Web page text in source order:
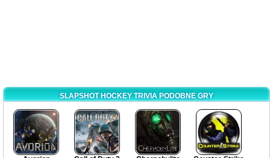
SLAPSHOT HOCKEY TRIVIA PODOBNE GRY